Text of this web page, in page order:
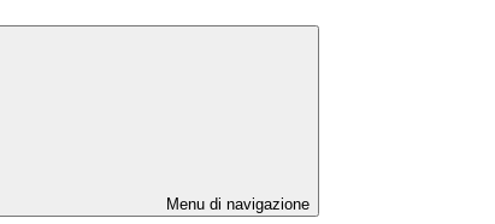
Menu di navigazione